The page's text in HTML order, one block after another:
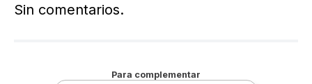
Sin comentarios.
Para complementar